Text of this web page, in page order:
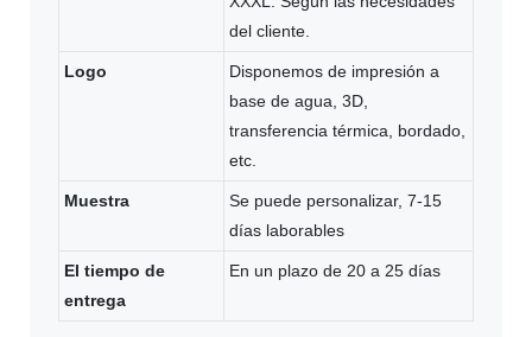
del cliente.
Logo
Disponemos de impresión a
base de agua, 3D,
transferencia térmica, bordado,
etc.
Muestra
Se puede personalizar, 7-15
días laborables
El tiempo de
entrega
En un plazo de 20 a 25 días